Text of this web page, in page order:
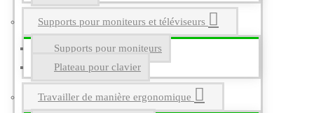
Supports pour moniteurs et téléviseurs
Supports pour moniteurs
Plateau pour clavier
Travailler de manière ergonomique